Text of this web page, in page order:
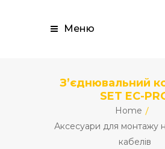
Меню
З’єднювальний
SET EC-
Home
Аксесуари для монтажу
кабелів